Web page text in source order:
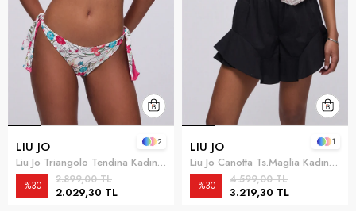
LIU JO
Liu Jo Triangolo Tendina Kadın Bikini Üstü Çok Renkli
2.029,30 TL
2.899,00 TL
%30
2 LIU JO
Liu Jo Canotta Ts.Maglia Kadın Bluz Çok Renkli
3.219,30 TL
4.599,00 TL
%30
1